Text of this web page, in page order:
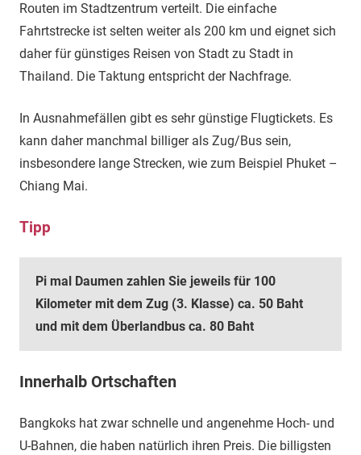
Routen im Stadtzentrum verteilt. Die einfache
Fahrtstrecke ist selten weiter als 200 km und eignet sich
daher für günstiges Reisen von Stadt zu Stadt in
Thailand. Die Taktung entspricht der Nachfrage.
In Ausnahmefällen gibt es sehr günstige Flugtickets. Es
kann daher manchmal billiger als Zug/Bus sein,
insbesondere lange Strecken, wie zum Beispiel Phuket –
Chiang Mai.
Tipp
Pi mal Daumen zahlen Sie jeweils für 100
Kilometer mit dem Zug (3. Klasse) ca. 50 Baht
und mit dem Überlandbus ca. 80 Baht
Innerhalb Ortschaften
Bangkoks hat zwar schnelle und angenehme Hoch- und
U-Bahnen, die haben natürlich ihren Preis. Die billigsten